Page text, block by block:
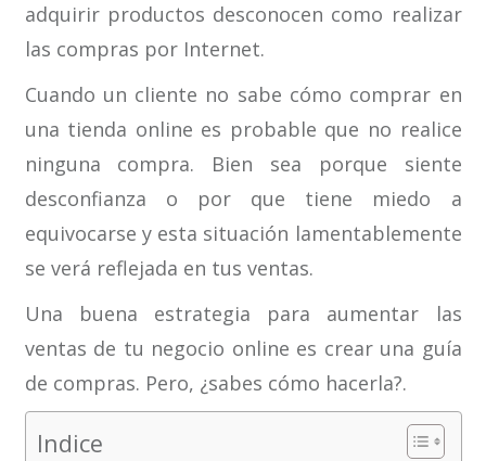
adquirir productos desconocen como realizar
las compras por Internet.
Cuando un cliente no sabe cómo comprar en
una tienda online es probable que no realice
ninguna compra. Bien sea porque siente
desconfianza o por que tiene miedo a
equivocarse y esta situación lamentablemente
se verá reflejada en tus ventas.
Una buena estrategia para aumentar las
ventas de tu negocio online es crear una guía
de compras. Pero, ¿sabes cómo hacerla?.
Indice